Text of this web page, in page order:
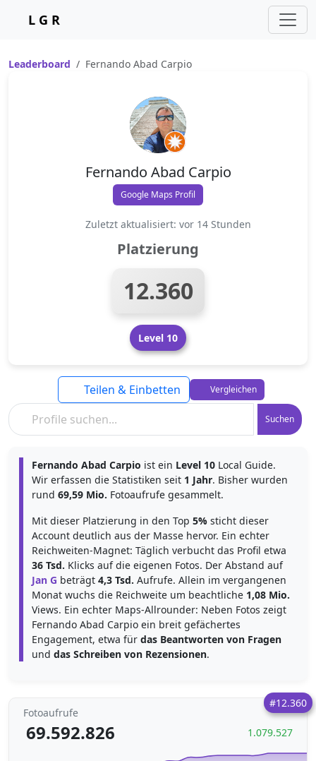
L G R
Leaderboard Fernando Abad Carpio
Fernando Abad Carpio
Google Maps Profil
Zuletzt aktualisiert: vor 14 Stunden
Platzierung
12.360
Level 10
Suchen
Teilen & Einbetten Vergleichen
Fernando Abad Carpio ist ein Level 10 Local Guide.
Wir erfassen die Statistiken seit 1 Jahr. Bisher wurden
rund 69,59 Mio. Fotoaufrufe gesammelt.
Mit dieser Platzierung in den Top 5% sticht dieser
Account deutlich aus der Masse hervor. Ein echter
Reichweiten-Magnet: Täglich verbucht das Profil etwa
36 Tsd. Klicks auf die eigenen Fotos. Der Abstand auf
Jan G beträgt 4,3 Tsd. Aufrufe. Allein im vergangenen
Monat wuchs die Reichweite um beachtliche 1,08 Mio.
Views. Ein echter Maps-Allrounder: Neben Fotos zeigt
Fernando Abad Carpio ein breit gefächertes
Engagement, etwa für das Beantworten von Fragen
und das Schreiben von Rezensionen.
#12.360
Fotoaufrufe
69.592.826 1.079.527